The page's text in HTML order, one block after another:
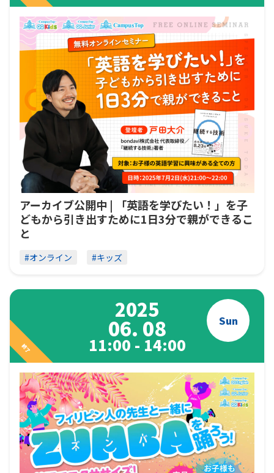
アーカイブ公開中 | 「英語を学びたい！」を子
どもから引き出すために1日3分で親ができるこ
と
#オンライン #キッズ
終了
2025
06. 08 Sun
11:00 - 14:00